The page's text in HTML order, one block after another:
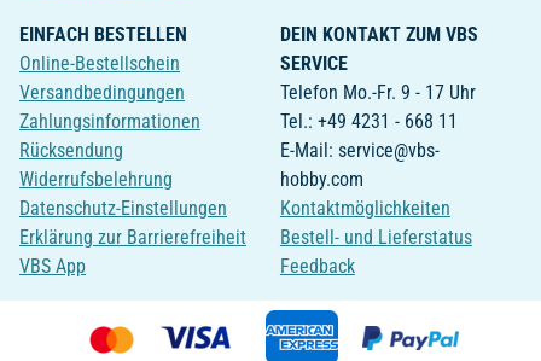
EINFACH BESTELLEN
Online-Bestellschein
Versandbedingungen
Zahlungsinformationen
Rücksendung
Widerrufsbelehrung
Datenschutz-Einstellungen
Erklärung zur Barrierefreiheit
VBS App
DEIN KONTAKT ZUM VBS
SERVICE
Telefon Mo.-Fr. 9 - 17 Uhr
Tel.: +49 4231 - 668 11
E-Mail: service@vbs-
hobby.com
Kontaktmöglichkeiten
Bestell- und Lieferstatus
Feedback